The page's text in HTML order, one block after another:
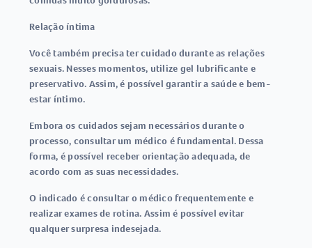
Relação íntima
Você também precisa ter cuidado durante as relações
sexuais. Nesses momentos, utilize gel lubrificante e
preservativo. Assim, é possível garantir a saúde e bem-
estar íntimo.
Embora os cuidados sejam necessários durante o
processo, consultar um médico é fundamental. Dessa
forma, é possível receber orientação adequada, de
acordo com as suas necessidades.
O indicado é consultar o médico frequentemente e
realizar exames de rotina. Assim é possível evitar
qualquer surpresa indesejada.